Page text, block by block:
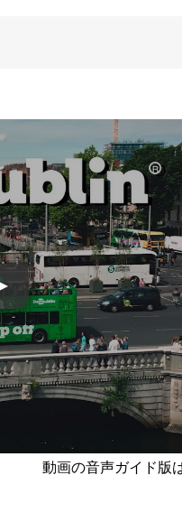
動画の音声ガイド版